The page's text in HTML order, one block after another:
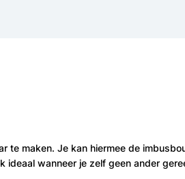
maken. Je kan hiermee de
wanneer je zelf geen ander